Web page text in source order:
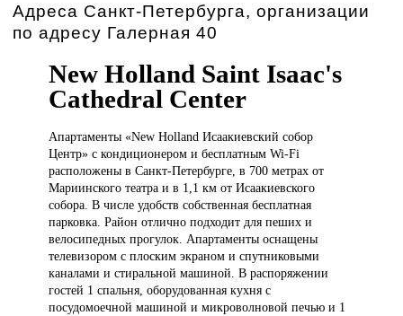
Адреса Санкт-Петербурга, организации
по адресу Галерная 40
New Holland Saint Isaac's
Cathedral Center
Апартаменты «NewHolland Исаакиевский собор
Центр» с кондиционером и бесплатным Wi-Fi
расположены в Санкт-Петербурге, в 700 метрах от
Мариинского театра и в 1,1 км от Исаакиевского
собора. В числе удобств собственная бесплатная
парковка. Район отлично подходит для пеших и
велосипедных прогулок. Апартаменты оснащены
телевизором с плоским экраном и спутниковыми
каналами и стиральной машиной. В распоряжении
гостей 1 спальня, оборудованная кухня с
посудомоечной машиной и микроволновой печью и 1